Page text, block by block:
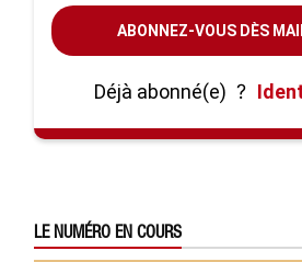
ABONNEZ-VOUS DÈS
Déjà abonné(e) ?
LE NUMÉRO EN COURS